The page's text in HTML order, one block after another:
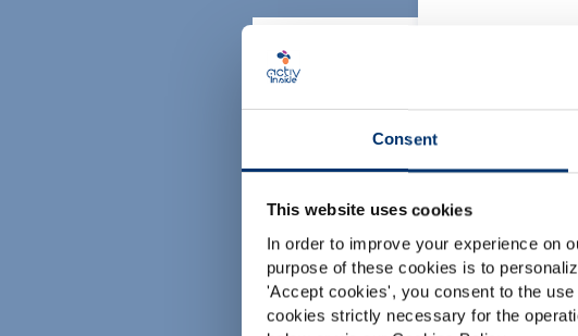
Consent
This website uses cookies
In order to improve your experience on
purpose of these cookies is to
'Accept cookies', you consent to the
cookies strictly necessary for the
Veuillez
des
vigueur
traiter ou
Formes
Option sans sucre